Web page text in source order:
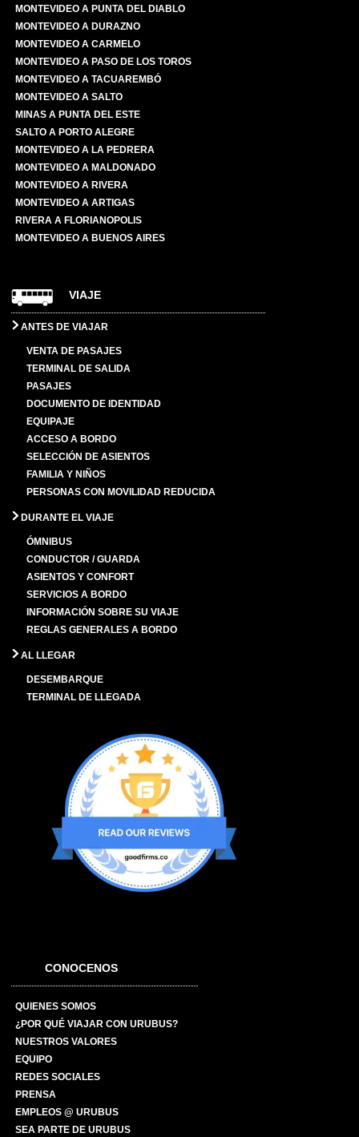
MONTEVIDEO A PUNTA DEL DIABLO
MONTEVIDEO A DURAZNO
MONTEVIDEO A CARMELO
MONTEVIDEO A PASO DE LOS TOROS
MONTEVIDEO A TACUAREMBÓ
MONTEVIDEO A SALTO
MINAS A PUNTA DEL ESTE
SALTO A PORTO ALEGRE
MONTEVIDEO A LA PEDRERA
MONTEVIDEO A MALDONADO
MONTEVIDEO A RIVERA
MONTEVIDEO A ARTIGAS
RIVERA A FLORIANOPOLIS
MONTEVIDEO A BUENOS AIRES
VIAJE
ANTES DE VIAJAR
VENTA DE PASAJES
TERMINAL DE SALIDA
PASAJES
DOCUMENTO DE IDENTIDAD
EQUIPAJE
ACCESO A BORDO
SELECCIÓN DE ASIENTOS
FAMILIA Y NIÑOS
PERSONAS CON MOVILIDAD REDUCIDA
DURANTE EL VIAJE
ÓMNIBUS
CONDUCTOR / GUARDA
ASIENTOS Y CONFORT
SERVICIOS A BORDO
INFORMACIÓN SOBRE SU VIAJE
REGLAS GENERALES A BORDO
AL LLEGAR
DESEMBARQUE
TERMINAL DE LLEGADA
CONOCENOS
QUIENES SOMOS
¿POR QUÉ VIAJAR CON URUBUS?
NUESTROS VALORES
EQUIPO
REDES SOCIALES
PRENSA
EMPLEOS @ URUBUS
SEA PARTE DE URUBUS